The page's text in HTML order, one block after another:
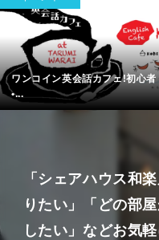
ワンコイン英会話カフェ!初心者
•...
「シェアハウス和
りたい」
「どの部
したい」などお気